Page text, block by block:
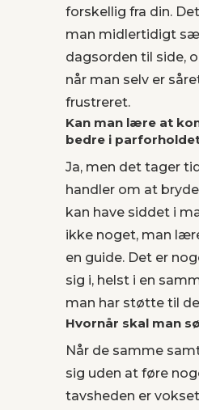
forskellig fra din.
man midlertidigt
dagsorden til side,
når man selv er
frustreret.
Kan man lære at
bedre i
Ja, men det tager
handler om at
kan have siddet i
ikke noget, man
en guide. Det er
sig i, helst i en
man har støtte til
Hvornår skal man
Når de samme
sig uden at føre
tavsheden er